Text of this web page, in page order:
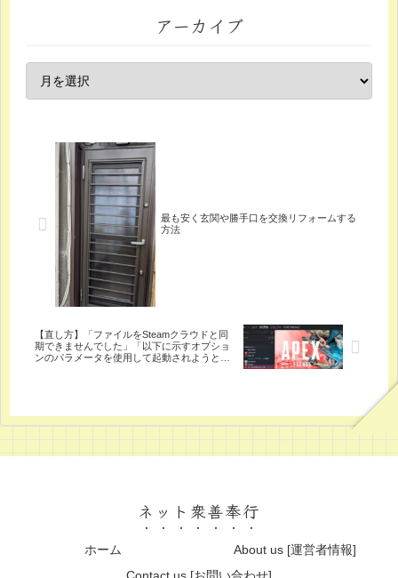
アーカイブ
最も安く玄関や勝手口を交換リフォームする
方法
【直し方】「ファイルをSteamクラウドと同
期できませんでした」「以下に示すオプショ
ンのパラメータを使用して起動されようとし
ネット衆善奉行
ホーム
About us [運営者情報]